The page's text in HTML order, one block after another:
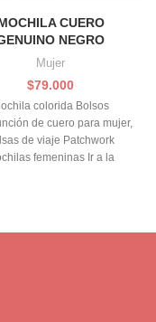
CUERO
NEGRO
Mujer
$79.000
colorida Bolsos
de cuero para mujer,
de viaje Patchwork
femeninas Ir a la